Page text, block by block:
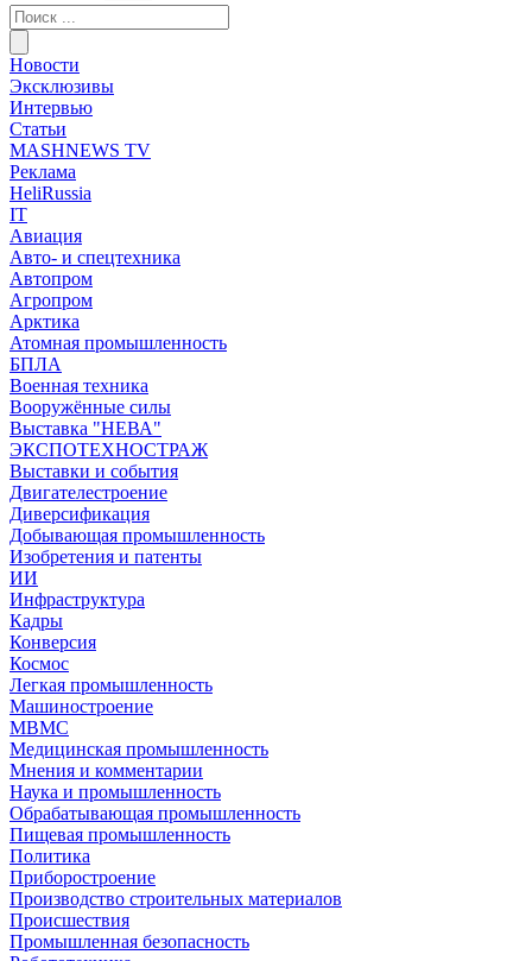
Новости
Эксклюзивы
Интервью
Статьи
MASHNEWS TV
Реклама
HeliRussia
IT
Авиация
Авто- и спецтехника
Автопром
Агропром
Арктика
Атомная промышленность
БПЛА
Военная техника
Вооружённые силы
Выставка "НЕВА"
ЭКСПОТЕХНОСТРАЖ
Выставки и события
Двигателестроение
Диверсификация
Добывающая промышленность
Изобретения и патенты
ИИ
Инфраструктура
Кадры
Конверсия
Космос
Легкая промышленность
Машиностроение
МВМС
Медицинская промышленность
Мнения и комментарии
Наука и промышленность
Обрабатывающая промышленность
Пищевая промышленность
Политика
Приборостроение
Производство строительных материалов
Происшествия
Промышленная безопасность